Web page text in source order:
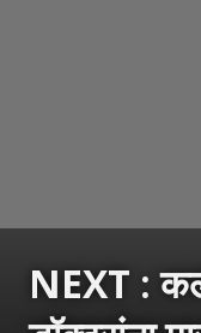
NEXT :